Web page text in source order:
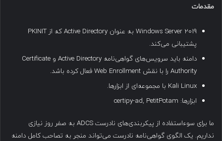
مقدمات
Windows Server 2019 به عنوان Active Directory که از PKINIT
پشتیبانی می‌کند.
دامنه باید سرویس‌های گواهی‌نامه Active Directory و Certificate
Authority را با نقش Web Enrollment فعال کرده باشد.
Kali Linux با مجموعه‌ای از ابزارها.
ابزارها: certipy-ad, PetitPotam
ما برای سوءاستفاده از پیکربندی‌های نادرست ADCS به صفر روز نیازی
نداریم. یک الگوی گواهی‌نامه نادرست می‌تواند منجر به تصاحب کامل دامنه